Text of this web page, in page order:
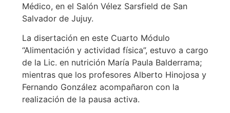
Médico, en el Salón Vélez Sarsfield de San
Salvador de Jujuy.
La disertación en este Cuarto Módulo
“Alimentación y actividad física”, estuvo a cargo
de la Lic. en nutrición María Paula Balderrama;
mientras que los profesores Alberto Hinojosa y
Fernando González acompañaron con la
realización de la pausa activa.